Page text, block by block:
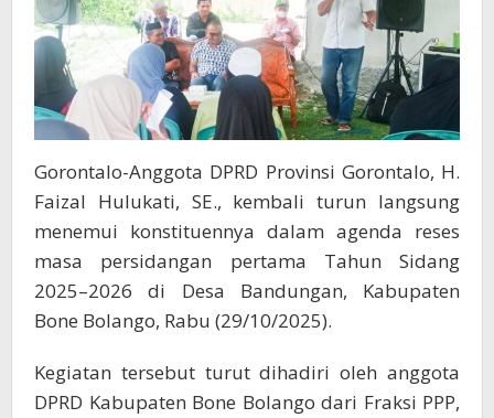
Gorontalo-Anggota DPRD Provinsi Gorontalo, H.
Faizal Hulukati, SE., kembali turun langsung
menemui konstituennya dalam agenda reses
masa persidangan pertama Tahun Sidang
2025–2026 di Desa Bandungan, Kabupaten
Bone Bolango, Rabu (29/10/2025).
Kegiatan tersebut turut dihadiri oleh anggota
DPRD Kabupaten Bone Bolango dari Fraksi PPP,